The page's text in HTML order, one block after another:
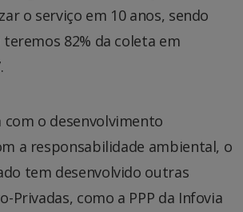
o serviço em 10 anos, sendo
teremos 82% da coleta em
com o desenvolvimento
a responsabilidade ambiental, o
tem desenvolvido outras
Privadas, como a PPP da Infovia